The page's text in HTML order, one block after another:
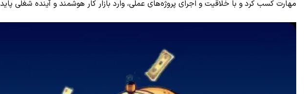
مهارت کسب کرد و با خلاقیت و اجرای پروژه‌های عملی، وارد بازار کار هوشمند و آینده شغلی